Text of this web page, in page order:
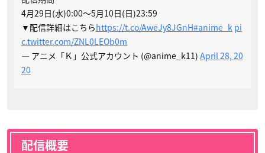
4月29日(水)0:00〜5月10日(日)23:59
▼配信詳細はこちらhttps://t.co/AweJy8JGnH#anime_k pi
c.twitter.com/ZNL0LEOb0m
— アニメ「Ｋ」公式アカウント (@anime_k11) April 28, 20
20
配信概要